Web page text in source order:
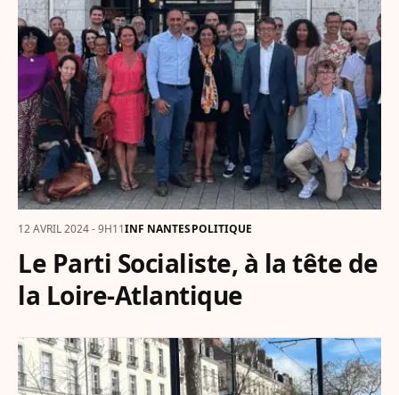
12 AVRIL 2024 - 9H11INF NANTESPOLITIQUE
Le Parti Socialiste, à la tête de
la Loire-Atlantique